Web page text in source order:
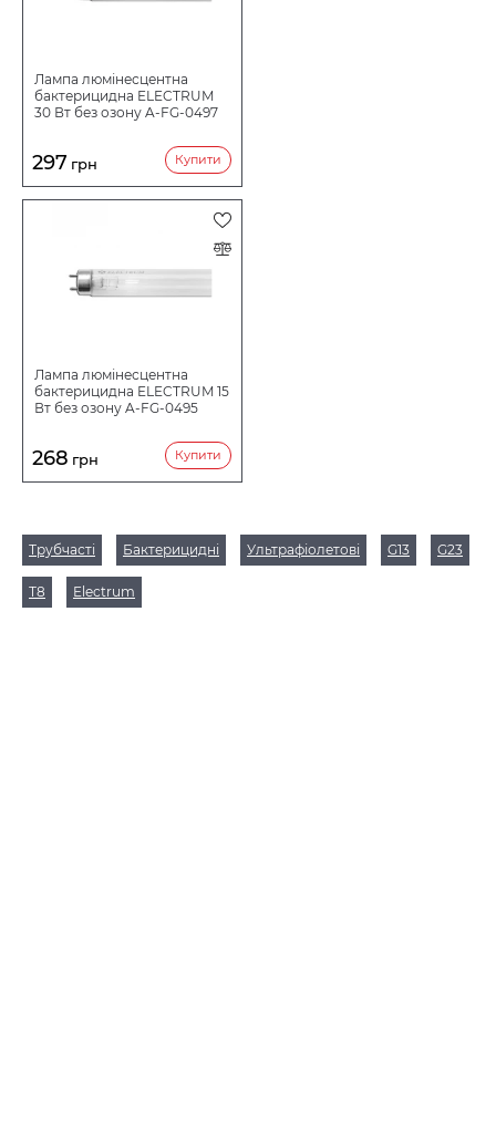
Лампа люмінесцентна
бактерицидна ELECTRUM
30 Вт без озону A-FG-0497
297 грн Купити
Лампа люмінесцентна
бактерицидна ELECTRUM 15
Вт без озону A-FG-0495
268 грн Купити
Трубчасті Бактерицидні Ультрафіолетові G13 G23
Т8 Electrum
ЦОКОЛЬ
ПОТУЖНІСТЬ ВТ